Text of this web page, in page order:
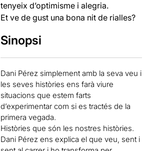
tenyeix d’optimisme i alegria.
Et ve de gust una bona nit de rialles?
Sinopsi
Dani Pérez simplement amb la seva veu i
les seves històries ens farà viure
situacions que estem farts
d’experimentar com si es tractés de la
primera vegada.
Històries que són les nostres històries.
Dani Pérez ens explica el que veu, sent i